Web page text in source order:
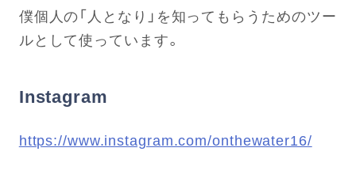
僕個人の「人となり」を知ってもらうためのツー
ルとして使っています。
Instagram
https://www.instagram.com/onthewater16/